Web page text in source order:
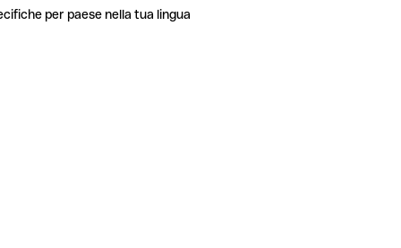
per paese nella tua lingua